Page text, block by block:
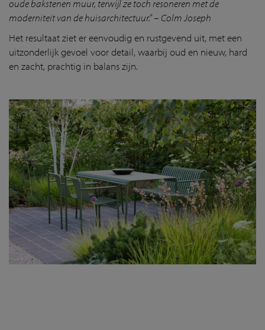
oude bakstenen muur, terwijl ze toch resoneren met de
moderniteit van de huisarchitectuur.” – Colm Joseph
Het resultaat ziet er eenvoudig en rustgevend uit, met een
uitzonderlijk gevoel voor detail, waarbij oud en nieuw, hard
en zacht, prachtig in balans zijn.